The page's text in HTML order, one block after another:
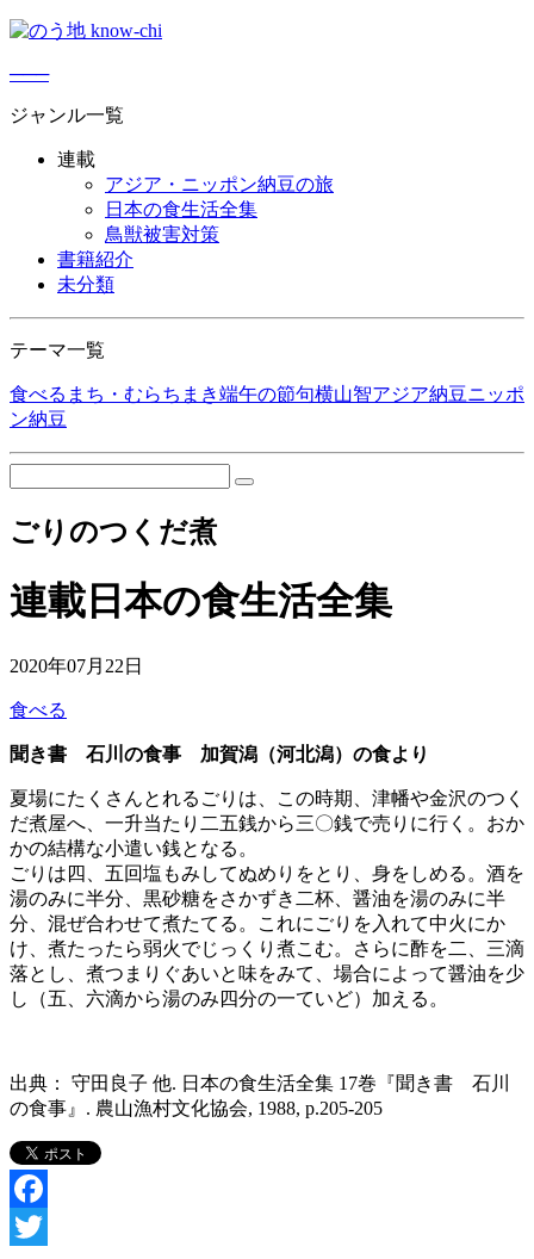
───
ジャンル一覧
連載
アジア・ニッポン納豆の旅
日本の食生活全集
鳥獣被害対策
書籍紹介
未分類
テーマ一覧
食べる まち・むらちまき端午の節句横山智アジア納豆ニッポ
ン納豆
ごりのつくだ煮
連載 日本の食生活全集
2020年07月22日
食べる
聞き書 石川の食事 加賀潟（河北潟）の食より
夏場にたくさんとれるごりは、この時期、津幡や金沢のつく
だ煮屋へ、一升当たり二五銭から三〇銭で売りに行く。おか
かの結構な小遣い銭となる。
ごりは四、五回塩もみしてぬめりをとり、身をしめる。酒を
湯のみに半分、黒砂糖をさかずき二杯、醤油を湯のみに半
分、混ぜ合わせて煮たてる。これにごりを入れて中火にか
け、煮たったら弱火でじっくり煮こむ。さらに酢を二、三滴
落とし、煮つまりぐあいと味をみて、場合によって醤油を少
し（五、六滴から湯のみ四分の一ていど）加える。
出典： 守田良子 他. 日本の食生活全集 17巻『聞き書 石川
の食事』. 農山漁村文化協会, 1988, p.205-205
Facebook